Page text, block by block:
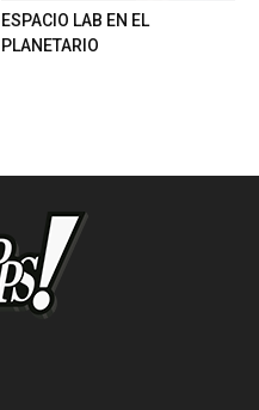
ESPACIO LAB EN EL
PLANETARIO